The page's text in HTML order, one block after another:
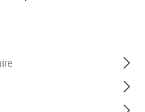
Spring Gun